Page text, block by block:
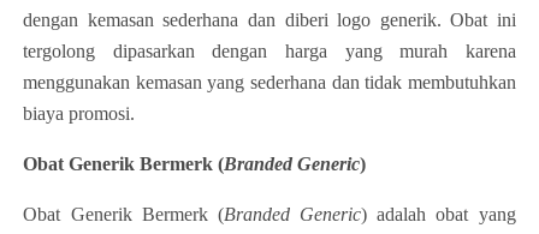
dengan kemasan sederhana dan diberi logo generik. Obat ini
tergolong dipasarkan dengan harga yang murah karena
menggunakan kemasan yang sederhana dan tidak membutuhkan
biaya promosi.
Obat Generik Bermerk (Branded Generic)
Obat Generik Bermerk (Branded Generic) adalah obat yang